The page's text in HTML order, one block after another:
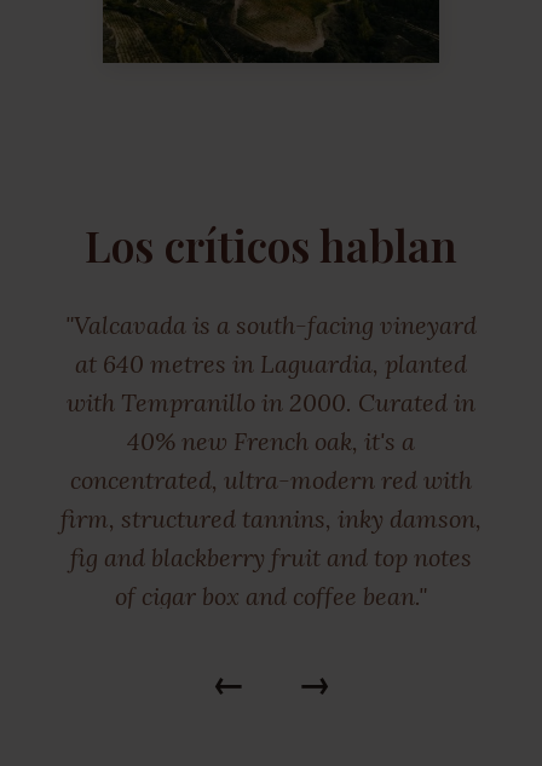
Los críticos hablan
"Valcavada is a south-facing vineyard
at 640 metres in Laguardia, planted
with Tempranillo in 2000. Curated in
40% new French oak, it's a
concentrated, ultra-modern red with
firm, structured tannins, inky damson,
fig and blackberry fruit and top notes
of cigar box and coffee bean."
← →